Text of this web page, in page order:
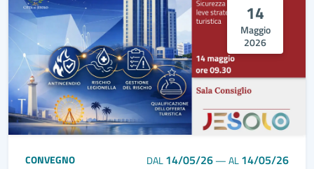
14
Maggio
2026
CONVEGNO DAL14/05/26—AL14/05/26